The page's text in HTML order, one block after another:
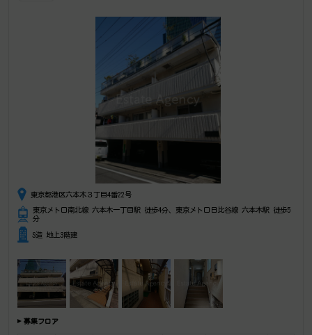
東京都港区六本木３丁目4番22号
東京メトロ南北線 六本木一丁目駅 徒歩4分、東京メトロ日比谷線 六本木駅 徒歩5
分
S造 地上3階建
募集フロア